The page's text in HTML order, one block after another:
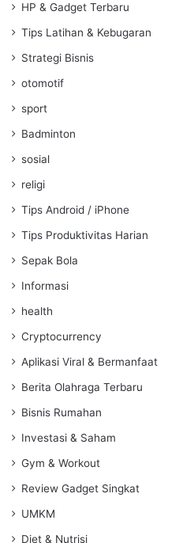
HP & Gadget Terbaru
Tips Latihan & Kebugaran
Strategi Bisnis
otomotif
sport
Badminton
sosial
religi
Tips Android / iPhone
Tips Produktivitas Harian
Sepak Bola
Informasi
health
Cryptocurrency
Aplikasi Viral & Bermanfaat
Berita Olahraga Terbaru
Bisnis Rumahan
Investasi & Saham
Gym & Workout
Review Gadget Singkat
UMKM
Diet & Nutrisi